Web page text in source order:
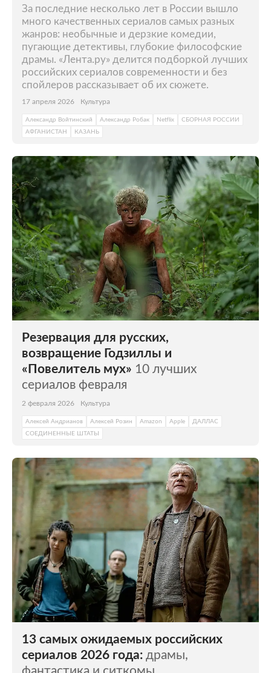
За последние несколько лет в России вышло
много качественных сериалов самых разных
жанров: необычные и дерзкие комедии,
пугающие детективы, глубокие философские
драмы. «Лента.ру» делится подборкой лучших
российских сериалов современности и без
спойлеров рассказывает об их сюжете.
17 апреля 2026 Культура
Александр Войтинский Александр Робак Netflix
СБОРНАЯ РОССИИ
АФГАНИСТАН
КАЗАНЬ
Резервация для русских,
возвращение Годзиллы и
«Повелитель мух» 10 лучших
сериалов февраля
2 февраля 2026 Культура
Алексей Андрианов Алексей Розин Amazon Apple
ДАЛЛАС
СОЕДИНЕННЫЕ ШТАТЫ
13 самых ожидаемых российских
сериалов 2026 года: драмы,